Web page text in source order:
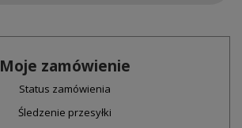
Moje zamówienie
Status zamówienia
Śledzenie przesyłki